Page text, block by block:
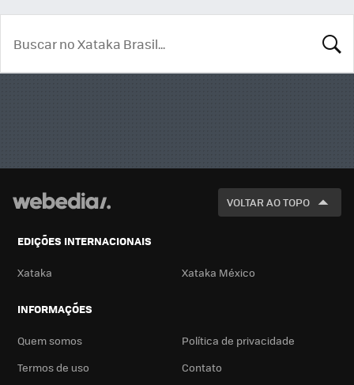
VOLTAR AO TOPO
EDIÇÕES INTERNACIONAIS
Xataka Xataka México
INFORMAÇÕES
Quem somos
Política de privacidade
Termos de uso
Contato